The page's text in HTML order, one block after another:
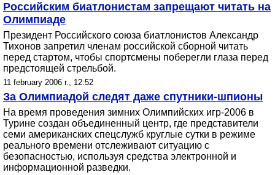
Российским биатлонистам запрещают читать на
Олимпиаде
Президент Российского союза биатлонистов Александр
Тихонов запретил членам российской сборной читать
перед стартом, чтобы спортсмены поберегли глаза перед
предстоящей стрельбой.
11 february 2006 г., 12:52
За Олимпиадой следят даже спутники-шпионы
На время проведения зимних Олимпийских игр-2006 в
Турине создан объединенный центр, где представители
семи американских спецслужб круглые сутки в режиме
реального времени отслеживают ситуацию с
безопасностью, используя средства электронной и
информационной разведки.